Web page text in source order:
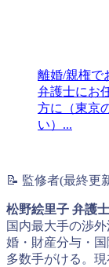
離婚/親権で
弁護士にお
方に（東京
い）...
📝 監修者(最終更
松野絵里子 弁護士
国内最大手の渉
婚・財産分与・
多数手がける。